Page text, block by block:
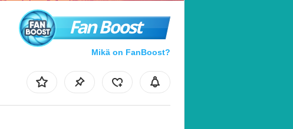
Fan Boost
Mikä on FanBoost?